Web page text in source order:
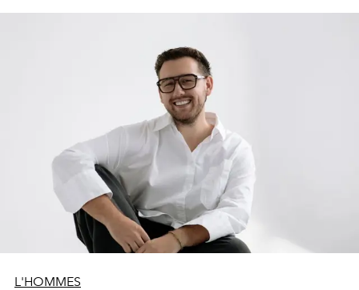
L'HOMMES